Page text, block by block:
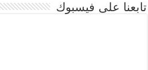
تابعنا على فيسبوك